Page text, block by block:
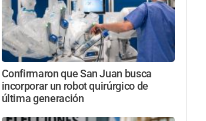
Confirmaron que San Juan busca
incorporar un robot quirúrgico de
última generación